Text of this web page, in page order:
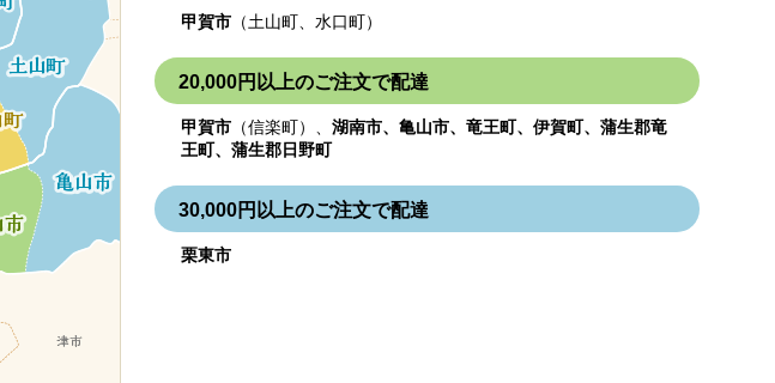
甲賀市 （土山町、水口町）
20,000円以上のご注文で配達
甲賀市 （信楽町）、 湖南市、亀山市、竜王町、伊賀町、蒲生郡竜
王町、蒲生郡日野町
30,000円以上のご注文で配達
栗東市